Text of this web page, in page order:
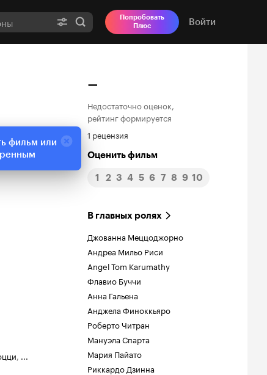
Попробовать
Плюс
Войти
–
Недостаточно оценок,
рейтинг формируется
1 рецензия
Оценить фильм
1 2 3 4 5 6 7 8 9 10
, ...
В главных ролях
Джованна Меццоджорно
Андреа Мильо Риси
Angel Tom Karumathy
Флавио Буччи
Анна Гальена
Анджела Финоккьяро
Роберто Читран
Мануэла Спарта
Мария Пайато
Риккардо Дзинна
фильм или